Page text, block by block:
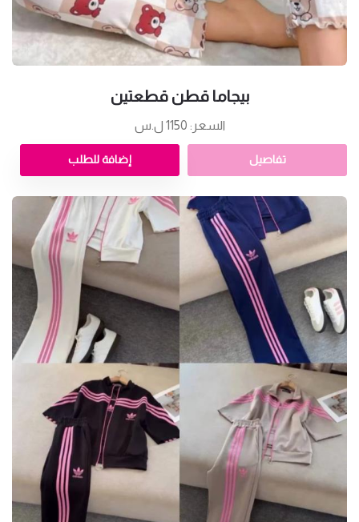
بيجاما قطن قطعتين
السعر: 1150 ل.س
تفاصيل إضافة للطلب